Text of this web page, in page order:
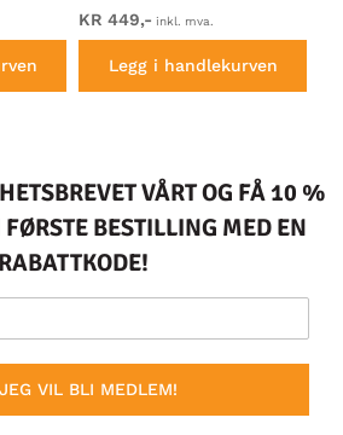
KR 449,- inkl. mva.
Legg i handlekurven
VÅRT OG FÅ 10 %
BESTILLING MED EN
RABATTKODE!
VIL BLI MEDLEM!